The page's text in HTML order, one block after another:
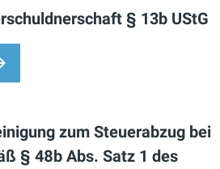
§ 13b UStG
zum Steuerabzug bei
§ 48b Abs. Satz 1 des